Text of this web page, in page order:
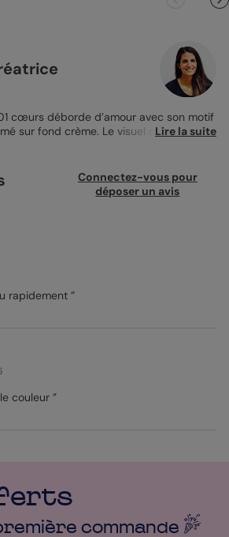
cœurs déborde d’amour avec son motif
sur fond crème. Le visuel central
graphique et message du cœur.
Lire la suite
Connectez-vous pour
déposer un avis
rapidement ”
couleur ”
commande